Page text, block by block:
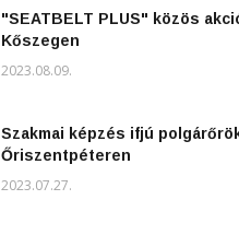
"SEATBELT PLUS" közös
Kőszegen
2023.08.09.
Szakmai képzés ifjú
Őriszentpéteren
2023.07.27.